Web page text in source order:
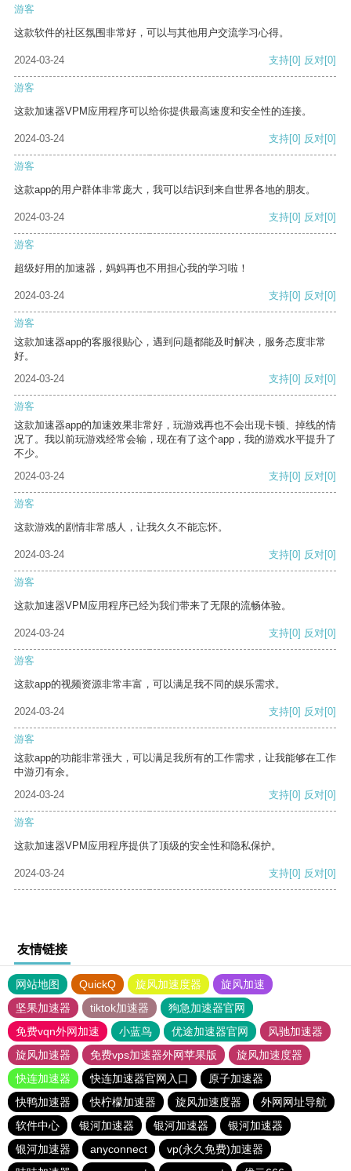
游客
这款软件的社区氛围非常好，可以与其他用户交流学习心得。
2024-03-24 支持[0] 反对[0]
游客
这款加速器VPM应用程序可以给你提供最高速度和安全性的连接。
2024-03-24 支持[0] 反对[0]
游客
这款app的用户群体非常庞大，我可以结识到来自世界各地的朋友。
2024-03-24 支持[0] 反对[0]
游客
超级好用的加速器，妈妈再也不用担心我的学习啦！
2024-03-24 支持[0] 反对[0]
游客
这款加速器app的客服很贴心，遇到问题都能及时解决，服务态度非常
好。
2024-03-24
支持[0] 反对[0]
游客
这款加速器app的加速效果非常好，玩游戏再也不会出现卡顿、掉线的情
况了。我以前玩游戏经常会输，现在有了这个app，我的游戏水平提升了
不少。
2024-03-24
支持[0] 反对[0]
游客
这款游戏的剧情非常感人，让我久久不能忘怀。
2024-03-24 支持[0] 反对[0]
游客
这款加速器VPM应用程序已经为我们带来了无限的流畅体验。
2024-03-24 支持[0] 反对[0]
游客
这款app的视频资源非常丰富，可以满足我不同的娱乐需求。
2024-03-24 支持[0] 反对[0]
游客
这款app的功能非常强大，可以满足我所有的工作需求，让我能够在工作
中游刃有余。
2024-03-24
支持[0] 反对[0]
游客
这款加速器VPM应用程序提供了顶级的安全性和隐私保护。
2024-03-24 支持[0] 反对[0]
友情链接
网站地图 QuickQ 旋风加速度器
旋风加速
坚果加速器
tiktok加速器
狗急加速器官网
免费vqn外网加速
小蓝鸟 优途加速器官网
风驰加速器
旋风加速器
免费vps加速器外网苹果版
旋风加速度器
快连加速器
快连加速器官网入口
原子加速器
快鸭加速器
快柠檬加速器 旋风加速度器
外网网址导航
软件中心
银河加速器 银河加速器
银河加速器
银河加速器
anyconnect
vp(永久免费)加速器